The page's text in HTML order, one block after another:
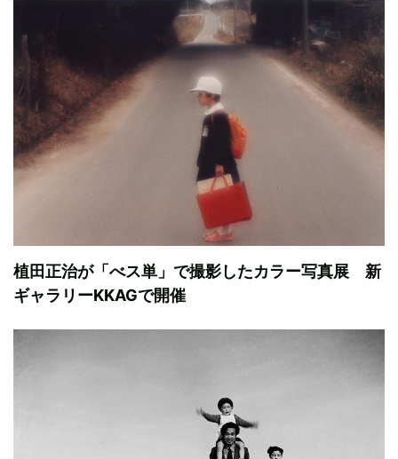
植田正治が「べス単」で撮影したカラー写真展 新
ギャラリーKKAGで開催